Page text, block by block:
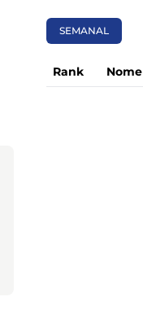
SEMANAL
Rank Nome